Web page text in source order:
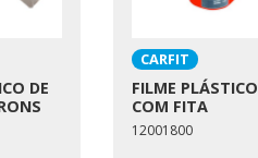
DE
CARFIT
FILME PLÁSTICO
COM FITA
12001800